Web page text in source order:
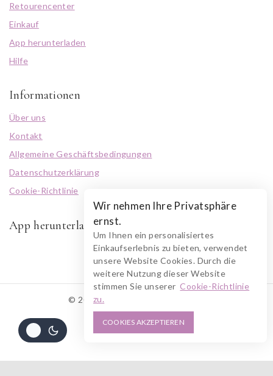
Retourencenter
Einkauf
App herunterladen
Hilfe
Informationen
Über uns
Kontakt
Allgemeine Geschäftsbedingungen
Datenschutzerklärung
Cookie-Richtlinie
App herunterladen
© 2026 RUSZOLOTO Akzenz
Wir nehmen Ihre Privatsphäre
ernst.
Um Ihnen ein personalisiertes
Einkaufserlebnis zu bieten, verwendet
unsere Website Cookies. Durch die
weitere Nutzung dieser Website
stimmen Sie unsererCookie-Richtlinie
zu.
COOKIES AKZEPTIEREN